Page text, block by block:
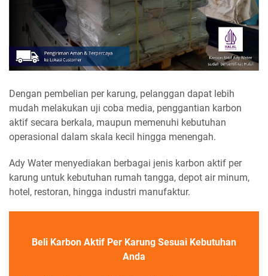
Dengan pembelian per karung, pelanggan dapat lebih
mudah melakukan uji coba media, penggantian karbon
aktif secara berkala, maupun memenuhi kebutuhan
operasional dalam skala kecil hingga menengah.
Ady Water menyediakan berbagai jenis karbon aktif per
karung untuk kebutuhan rumah tangga, depot air minum,
hotel, restoran, hingga industri manufaktur.
Beli Karbon Aktif Per Karung Sesuai Kebutuhan
Anda